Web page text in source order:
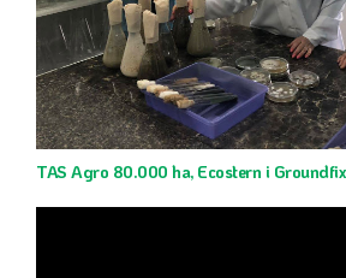
TAS Agro 80.000 ha, Ecostern i Groundfix